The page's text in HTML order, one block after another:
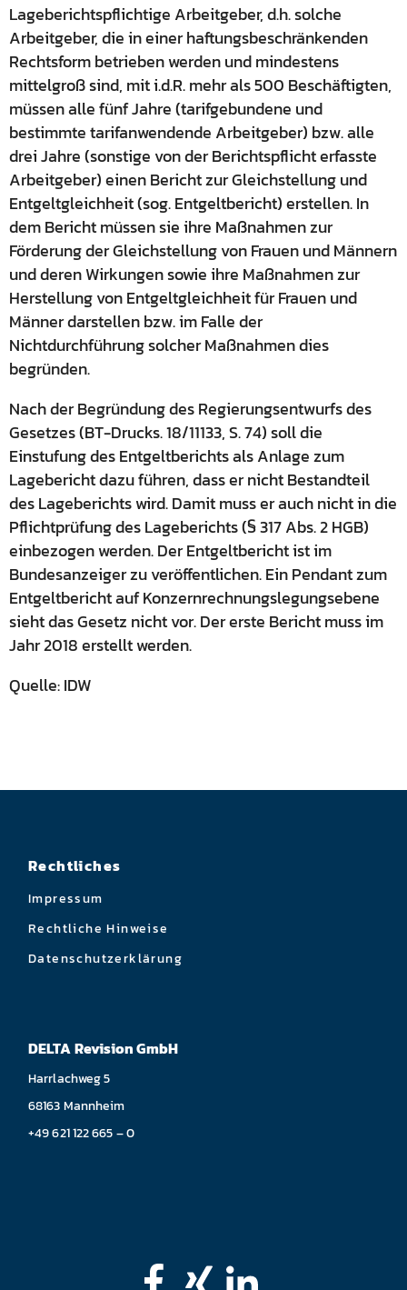
Lageberichtspflichtige Arbeitgeber, d.h. solche
Arbeitgeber, die in einer haftungsbeschränkenden
Rechtsform betrieben werden und mindestens
mittelgroß sind, mit i.d.R. mehr als 500 Beschäftigten,
müssen alle fünf Jahre (tarifgebundene und
bestimmte tarifanwendende Arbeitgeber) bzw. alle
drei Jahre (sonstige von der Berichtspflicht erfasste
Arbeitgeber) einen Bericht zur Gleichstellung und
Entgeltgleichheit (sog. Entgeltbericht) erstellen. In
dem Bericht müssen sie ihre Maßnahmen zur
Förderung der Gleichstellung von Frauen und Männern
und deren Wirkungen sowie ihre Maßnahmen zur
Herstellung von Entgeltgleichheit für Frauen und
Männer darstellen bzw. im Falle der
Nichtdurchführung solcher Maßnahmen dies
begründen.
Nach der Begründung des Regierungsentwurfs des
Gesetzes (BT-Drucks. 18/11133, S. 74) soll die
Einstufung des Entgeltberichts als Anlage zum
Lagebericht dazu führen, dass er nicht Bestandteil
des Lageberichts wird. Damit muss er auch nicht in die
Pflichtprüfung des Lageberichts (§ 317 Abs. 2 HGB)
einbezogen werden. Der Entgeltbericht ist im
Bundesanzeiger zu veröffentlichen. Ein Pendant zum
Entgeltbericht auf Konzernrechnungslegungsebene
sieht das Gesetz nicht vor. Der erste Bericht muss im
Jahr 2018 erstellt werden.
Quelle: IDW
Rechtliches
Impressum
Rechtliche Hinweise
Datenschutzerklärung
DELTA Revision GmbH
Harrlachweg 5
68163 Mannheim
+49 621 122 665 – 0